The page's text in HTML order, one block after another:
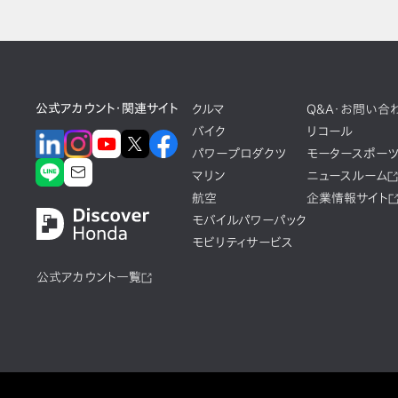
公式アカウント・関連サイト
公式アカウント一覧
クルマ
バイク
パワープロダクツ
マリン
航空
モバイルパワーパック
モビリティサービス
Q&A・お問い合
リコール
モータースポーツ
ニュースルーム
企業情報サイト